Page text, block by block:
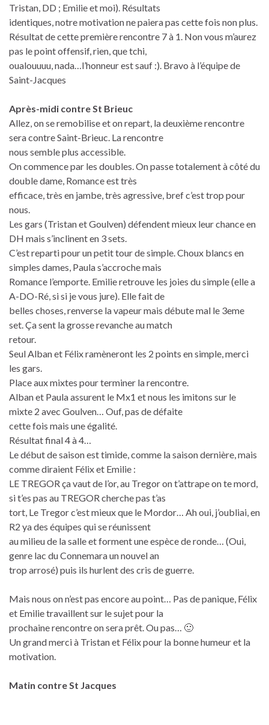
Tristan, DD ; Emilie et moi). Résultats
identiques, notre motivation ne paiera pas cette fois non plus.
Résultat de cette première rencontre 7 à 1. Non vous m’aurez
pas le point offensif, rien, que tchi,
oualouuuu, nada…l’honneur est sauf :). Bravo à l’équipe de
Saint-Jacques
Après-midi contre St Brieuc
Allez, on se remobilise et on repart, la deuxième rencontre
sera contre Saint-Brieuc. La rencontre
nous semble plus accessible.
On commence par les doubles. On passe totalement à côté du
double dame, Romance est très
efficace, très en jambe, très agressive, bref c’est trop pour
nous.
Les gars (Tristan et Goulven) défendent mieux leur chance en
DH mais s’inclinent en 3 sets.
C’est reparti pour un petit tour de simple. Choux blancs en
simples dames, Paula s’accroche mais
Romance l’emporte. Emilie retrouve les joies du simple (elle a
A-DO-Ré, si si je vous jure). Elle fait de
belles choses, renverse la vapeur mais débute mal le 3eme
set. Ça sent la grosse revanche au match
retour.
Seul Alban et Félix ramèneront les 2 points en simple, merci
les gars.
Place aux mixtes pour terminer la rencontre.
Alban et Paula assurent le Mx1 et nous les imitons sur le
mixte 2 avec Goulven… Ouf, pas de défaite
cette fois mais une égalité.
Résultat final 4 à 4…
Le début de saison est timide, comme la saison dernière, mais
comme diraient Félix et Emilie :
LE TREGOR ça vaut de l’or, au Tregor on t’attrape on te mord,
si t’es pas au TREGOR cherche pas t’as
tort, Le Tregor c’est mieux que le Mordor… Ah oui, j’oubliai, en
R2 ya des équipes qui se réunissent
au milieu de la salle et forment une espèce de ronde… (Oui,
genre lac du Connemara un nouvel an
trop arrosé) puis ils hurlent des cris de guerre.
Mais nous on n’est pas encore au point… Pas de panique, Félix
et Emilie travaillent sur le sujet pour la
prochaine rencontre on sera prêt. Ou pas… 🙂
Un grand merci à Tristan et Félix pour la bonne humeur et la
motivation.
Matin contre St Jacques